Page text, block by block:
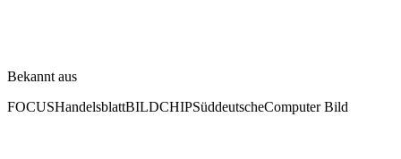
Bekannt aus
FOCUSHandelsblattBILDCHIPSüddeutscheComputer Bild